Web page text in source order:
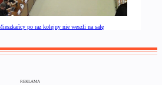
po raz kolejny nie weszli na salę
REKLAMA